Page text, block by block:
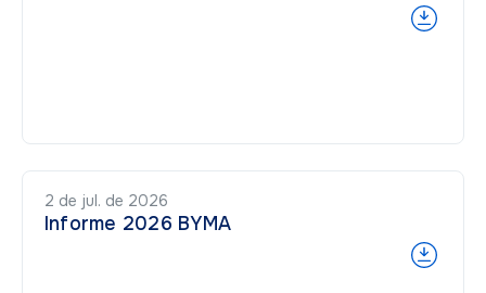
2 de jul. de 2026
Informe 2026 BYMA